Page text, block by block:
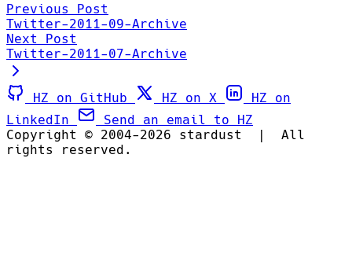
Previous Post
Twitter-2011-09-Archive
Next Post
Twitter-2011-07-Archive
HZ on GitHub HZ on X
HZ on
LinkedIn
Send an email to HZ
Copyright © 2004-2026 stardust
|
All
rights reserved.